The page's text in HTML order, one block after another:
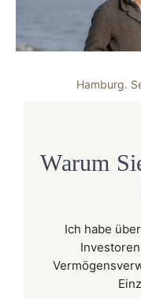
Hamburg.
Warum
Ich habe